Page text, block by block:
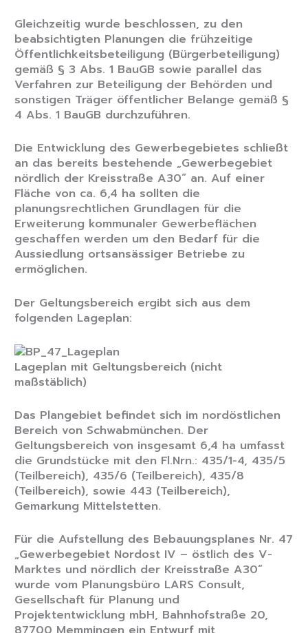
Gleichzeitig wurde beschlossen, zu den
beabsichtigten Planungen die frühzeitige
Öffentlichkeitsbeteiligung (Bürgerbeteiligung)
gemäß § 3 Abs. 1 BauGB sowie parallel das
Verfahren zur Beteiligung der Behörden und
sonstigen Träger öffentlicher Belange gemäß §
4 Abs. 1 BauGB durchzuführen.
Die Entwicklung des Gewerbegebietes schließt
an das bereits bestehende „Gewerbegebiet
nördlich der Kreisstraße A30“ an. Auf einer
Fläche von ca. 6,4 ha sollten die
planungsrechtlichen Grundlagen für die
Erweiterung kommunaler Gewerbeflächen
geschaffen werden um den Bedarf für die
Aussiedlung ortsansässiger Betriebe zu
ermöglichen.
Der Geltungsbereich ergibt sich aus dem
folgenden Lageplan:
Lageplan mit Geltungsbereich (nicht
maßstäblich)
Das Plangebiet befindet sich im nordöstlichen
Bereich von Schwabmünchen. Der
Geltungsbereich von insgesamt 6,4 ha umfasst
die Grundstücke mit den Fl.Nrn.: 435/1-4, 435/5
(Teilbereich), 435/6 (Teilbereich), 435/8
(Teilbereich), sowie 443 (Teilbereich),
Gemarkung Mittelstetten.
Für die Aufstellung des Bebauungsplanes Nr. 47
„Gewerbegebiet Nordost IV – östlich des V-
Marktes und nördlich der Kreisstraße A30“
wurde vom Planungsbüro LARS Consult,
Gesellschaft für Planung und
Projektentwicklung mbH, Bahnhofstraße 20,